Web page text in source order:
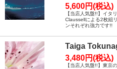
5,600円(税込)
【当店人気盤!!】イタ
Claussellによる2枚組
ンそれぞれ強力です!!
Taiga
3,480円(税込)
【当店人気盤!!】東京